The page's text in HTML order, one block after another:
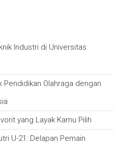
Industri di Universitas
Pendidikan Olahraga dengan
yang Layak Kamu Pilih
U-21: Delapan Pemain